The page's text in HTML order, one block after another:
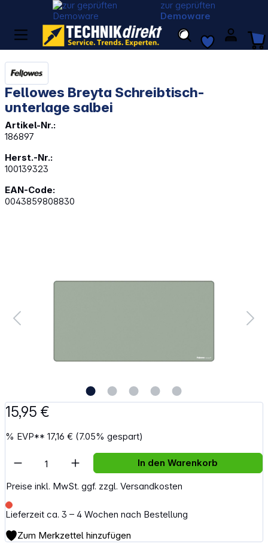
zur geprüften
Demoware
Fellowes Breyta Schreibtisch-
unterlage salbei
Artikel-Nr.:
186897
Herst.-Nr.:
100139323
EAN-Code:
0043859808830
15,95 €
% EVP**17,16 € (7.05% gespart)
Preise inkl. MwSt. ggf. zzgl. Versandkosten
Lieferzeit ca. 3 – 4 Wochen nach Bestellung
Artikel Anzahl: Gib den gewünschten
In den Warenkorb
Zum Merkzettel hinzufügen